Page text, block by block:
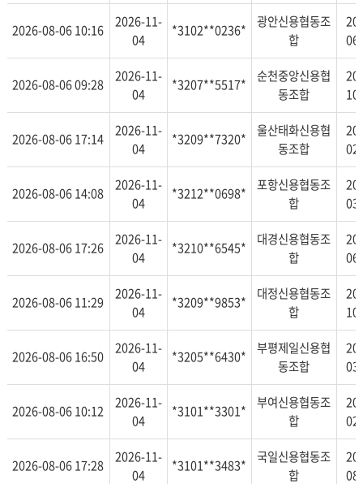
2026-08-06 10:16
2026-11-
04
*3102**0236*
광안신용협동조
합
2026-08-06 09:28
2026-11-
04
*3207**5517*
순천중앙신용협
동조합
2026-08-06 17:14
2026-11-
04
*3209**7320*
울산태화신용협
동조합
2026-08-06 14:08
2026-11-
04
*3212**0698*
포항신용협동조
합
2026-08-06 17:26
2026-11-
04
*3210**6545*
대경신용협동조
합
2026-08-06 11:29
2026-11-
04
*3209**9853*
대정신용협동조
합
2026-08-06 16:50
2026-11-
04
*3205**6430*
부평제일신용협
동조합
2026-08-06 10:12
2026-11-
04
*3101**3301*
부여신용협동조
합
2026-08-06 17:28
2026-11-
04
*3101**3483*
국일신용협동조
합